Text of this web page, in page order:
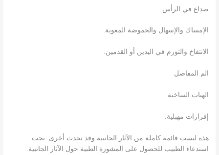
صداع في الرأس
الإمساك والإسهال والحموضة المعوية.
الانتفاخ والتورم في اليدين أو القدمين.
الم المفاصل
الهبات الساخنة
إفرازات مهبلية.
هذه ليست قائمة كاملة من الآثار الجانبية وقد تحدث أخرى. يجب
استدعاء الطبيب للحصول على المشورة الطبية حول الآثار الجانبية.